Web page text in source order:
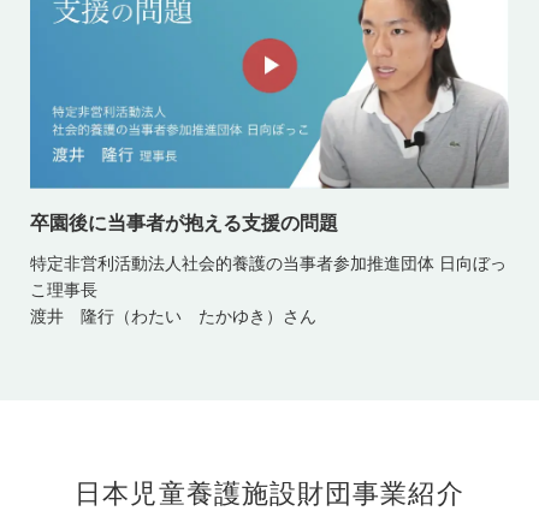
卒園後に当事者が抱える支援の問題
特定非営利活動法人社会的養護の当事者参加推進団体 日向ぼっ
こ理事長
渡井 隆行（わたい たかゆき）さん
日本児童養護施設財団事業紹介